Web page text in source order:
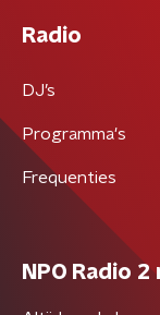
Radio
DJ’s
Programma's
Frequenties
NPO Radio